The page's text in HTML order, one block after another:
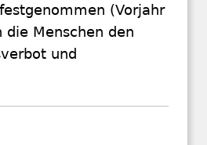
(Vorjahr
die Menschen den
und